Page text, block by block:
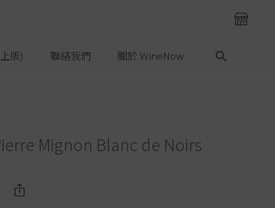
版) 聯絡我們 關於 WineNow
Mignon Blanc de Noirs